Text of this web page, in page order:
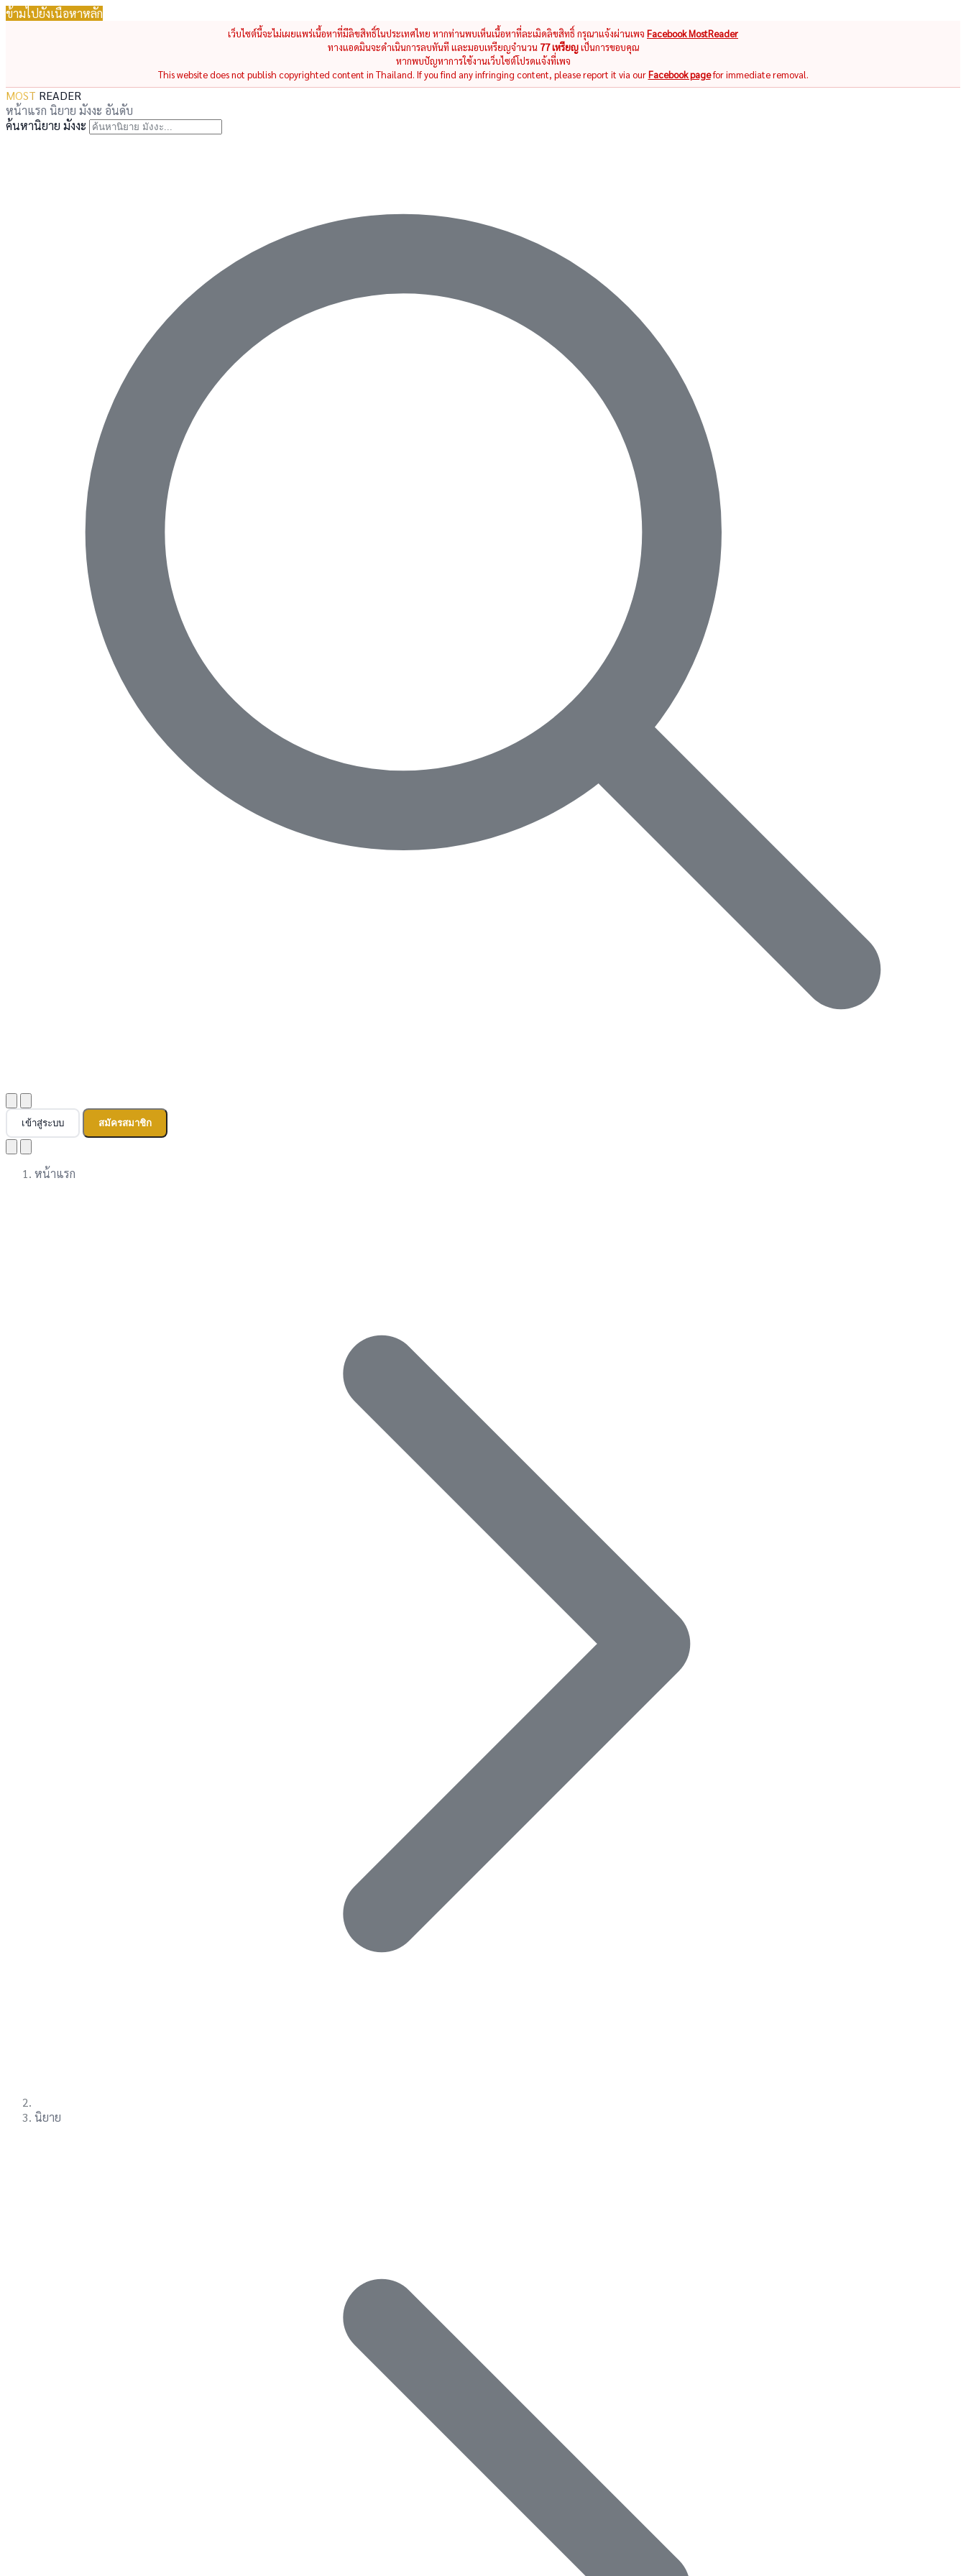
ข้ามไปยังเนื้อหาหลัก
เว็บไซต์นี้จะไม่เผยแพร่เนื้อหาที่มีลิขสิทธิ์ในประเทศไทย หากท่านพบเห็นเนื้อหาที่ละเมิดลิขสิทธิ์ กรุณาแจ้งผ่านเพจ Facebook MostReader
ทางแอดมินจะดำเนินการลบทันที และมอบเหรียญจำนวน 77 เหรียญเป็นการขอบคุณ
หากพบปัญหาการใช้งานเว็บไซต์โปรดแจ้งที่เพจ
This website does not publish copyrighted content in Thailand. If you find any infringing content, please report it via ourFacebook pagefor immediate removal.
MOST READER
หน้าแรก นิยาย มังงะ อันดับ
ค้นหานิยาย มังงะ
เข้าสู่ระบบ สมัครสมาชิก
หน้าแรก
นิยาย